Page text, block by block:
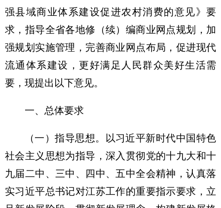
强县域商业体系建设促进农村消费的意见》要
求，指导全省各地修（续）编商业网点规划，加
强规划实施管理，完善商业网点布局，促进现代
流通体系建设，更好满足人民群众美好生活需
要，现提出以下意见。
一、总体要求
（一）指导思想。
以习近平新时代中国特色
社会主义思想为指导，深入贯彻党的十九大和十
九届二中、三中、四中、五中全会精神，认真落
实习近平总书记对江苏工作的重要指示要求，立